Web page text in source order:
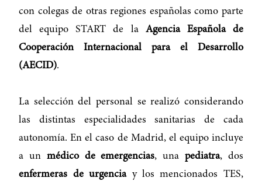
con colegas de otras regiones españolas como parte
del equipo START de la Agencia Española de
Cooperación Internacional para el Desarrollo
(AECID).
La selección del personal se realizó considerando
las distintas especialidades sanitarias de cada
autonomía. En el caso de Madrid, el equipo incluye
a un médico de emergencias, una pediatra, dos
enfermeras de urgenciay los mencionados TES,